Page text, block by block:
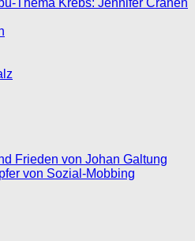
Frieden von Johan Galtung
von Sozial-Mobbing